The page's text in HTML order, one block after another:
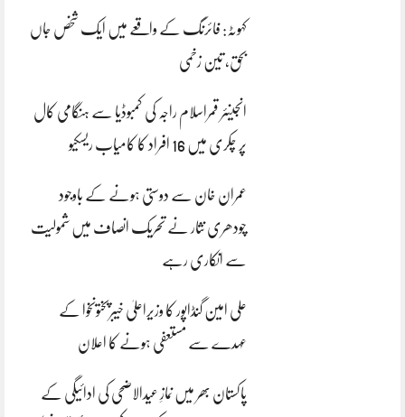
کہوٹہ: فائرنگ کے واقعے میں ایک شخص جاں
بحق، تین زخمی
انجینئر قمراسلام راجہ کی کمبوڈیا سے ہنگامی کال
پر چکری میں 16 افراد کا کامیاب ریسکیو
عمران خان سے دوستی ہونے کے باوجود
چودھری نثار نے تحریک انصاف میں شمولیت
سے انکاری رہے
علی امین گنڈاپور کا وزیراعلیٰ خیبرپختونخوا کے
عہدے سے مستعفی ہونے کا اعلان
پاکستان بھر میں نمازِ عیدالاضحی کی ادائیگی کے